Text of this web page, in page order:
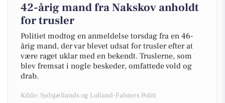
42-årig mand fra Nakskov anholdt
for trusler
Politiet modtog en anmeldelse torsdag fra en 46-
årig mand, der var blevet udsat for trusler efter at
være raget uklar med en bekendt. Truslerne, som
blev fremsat i nogle beskeder, omfattede vold og
drab.
Kilde: Sydsjællands og Lolland-Falsters Politi